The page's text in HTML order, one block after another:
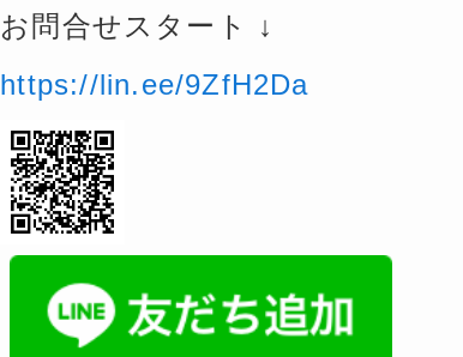
お問合せスタート ↓
https://lin.ee/9ZfH2Da